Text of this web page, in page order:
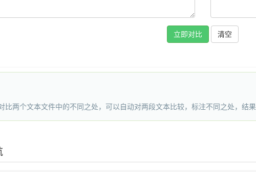
比两个文本文件中的不同之处，可以自动对两段文本比较，标注不同之处，结